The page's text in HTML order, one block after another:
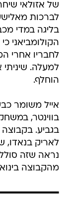
של אזולאי
לברכות
בליגה במדי
הקולומביאני
לחבריו אחרי
למעלה.
הוחלף.
אייל משומר
בווינטר,
בגביע.
לאריק בנאדו,
נראה שזה
מהקבוצה